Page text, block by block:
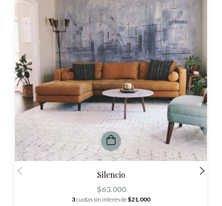
Silencio
$63.000
3cuotas sin interés de$21.000